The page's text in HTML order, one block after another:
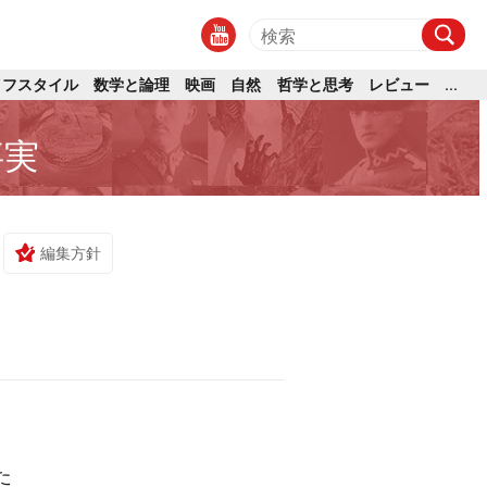
スタイル 数学と論理 映画 自然 哲学と思考 レビュー
...
編集方針